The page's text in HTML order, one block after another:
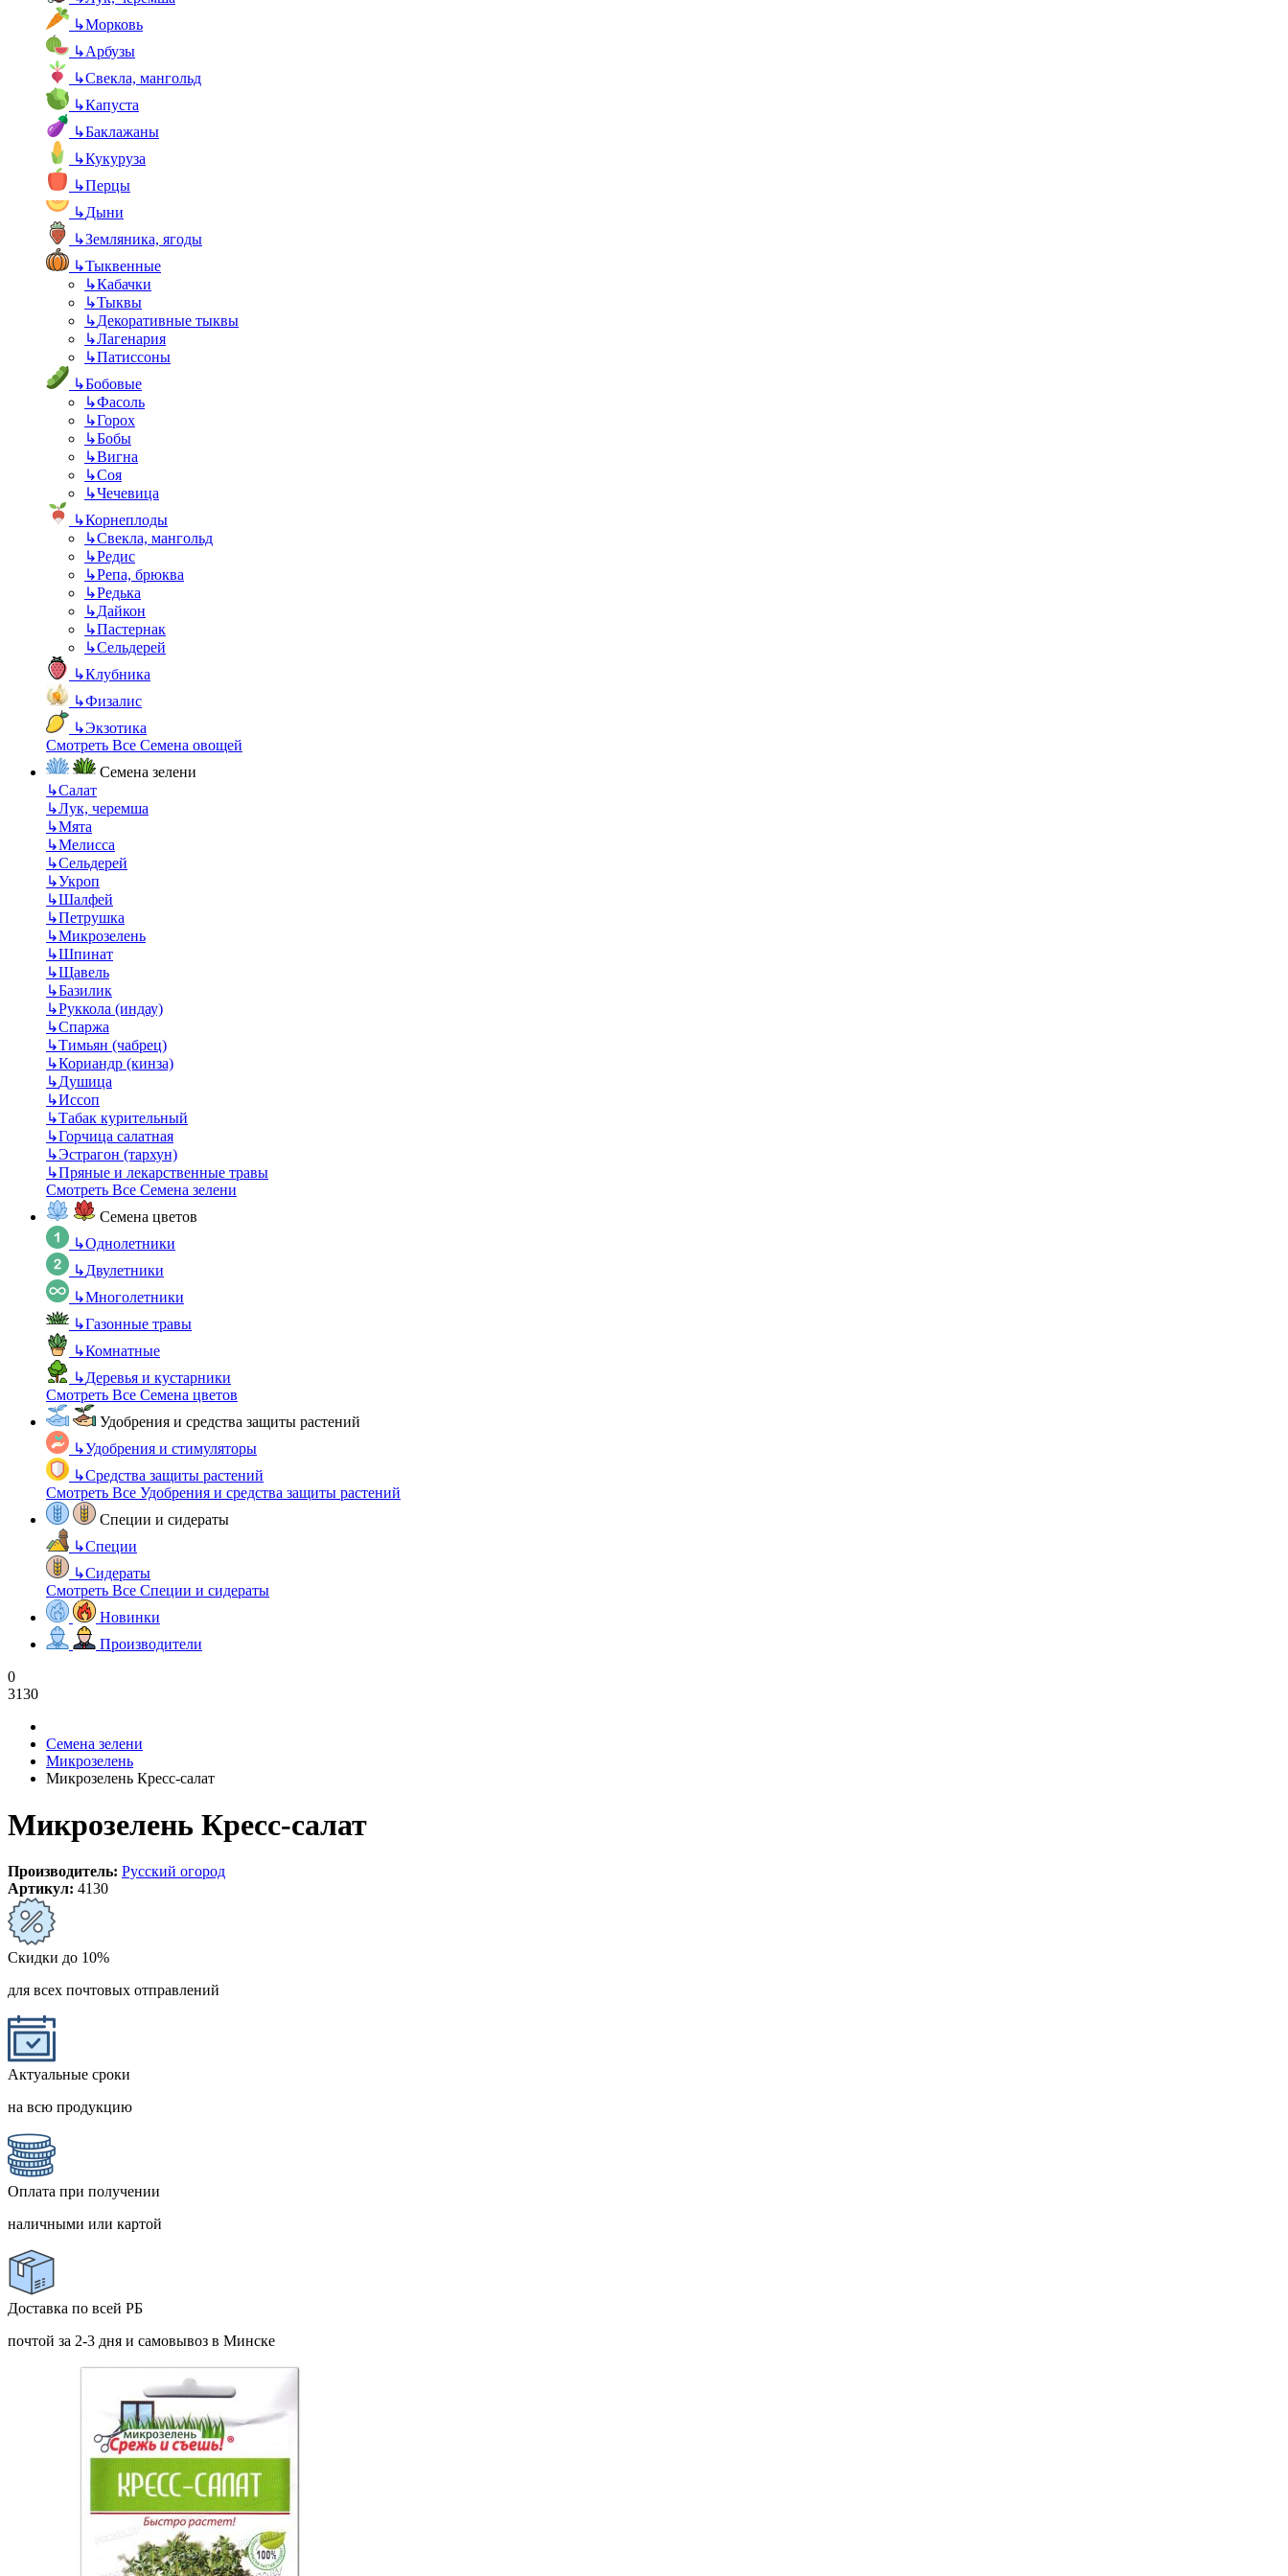
↳Морковь
↳Арбузы
↳Свекла, мангольд
↳Капуста
↳Баклажаны
↳Кукуруза
↳Перцы
↳Дыни
↳Земляника, ягоды
↳Тыквенные
↳Кабачки
↳Тыквы
↳Декоративные тыквы
↳Лагенария
↳Патиссоны
↳Бобовые
↳Фасоль
↳Горох
↳Бобы
↳Вигна
↳Соя
↳Чечевица
↳Корнеплоды
↳Свекла, мангольд
↳Редис
↳Репа, брюква
↳Редька
↳Дайкон
↳Пастернак
↳Сельдерей
↳Клубника
↳Физалис
↳Экзотика
Смотреть Все Семена овощей
Семена зелени
↳Салат
↳Лук, черемша
↳Мята
↳Мелисса
↳Сельдерей
↳Укроп
↳Шалфей
↳Петрушка
↳Микрозелень
↳Шпинат
↳Щавель
↳Базилик
↳Руккола (индау)
↳Спаржа
↳Тимьян (чабрец)
↳Кориандр (кинза)
↳Душица
↳Иссоп
↳Табак курительный
↳Горчица салатная
↳Эстрагон (тархун)
↳Пряные и лекарственные травы
Смотреть Все Семена зелени
Семена цветов
↳Однолетники
↳Двулетники
↳Многолетники
↳Газонные травы
↳Комнатные
↳Деревья и кустарники
Смотреть Все Семена цветов
Удобрения и средства защиты растений
↳Удобрения и стимуляторы
↳Средства защиты растений
Смотреть Все Удобрения и средства защиты растений
Специи и сидераты
↳Специи
↳Сидераты
Смотреть Все Специи и сидераты
Новинки
Производители
0
3130
Семена зелени
Микрозелень
Микрозелень Кресс-салат
Микрозелень Кресс-салат
Производитель: Русский огород
Артикул: 4130
Скидки до 10%
для всех почтовых отправлений
Актуальные сроки
на всю продукцию
Оплата при получении
наличными или картой
Доставка по всей РБ
почтой за 2-3 дня и самовывоз в Минске